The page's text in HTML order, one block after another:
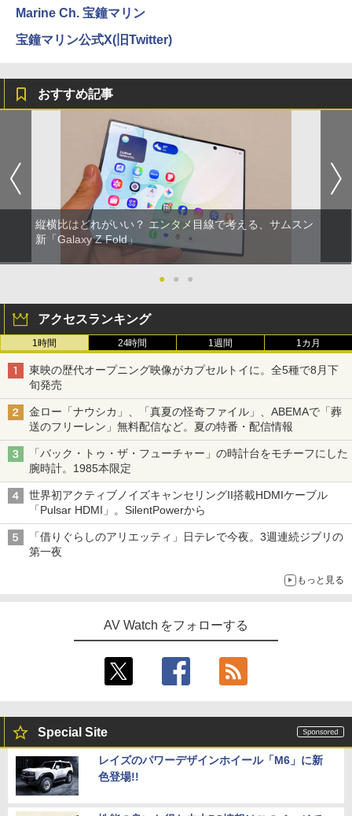
Marine Ch. 宝鐘マリン
宝鐘マリン公式X(旧Twitter)
おすすめ記事
縦横比はどれがいい？ エンタメ目線で考える、サムスン
新「Galaxy Z Fold」
● ● ●
アクセスランキング
1時間 24時間 1週間 1カ月
東映の歴代オープニング映像がカプセルトイに。全5種で8月下
旬発売
金ロー「ナウシカ」、「真夏の怪奇ファイル」、ABEMAで「葬
送のフリーレン」無料配信など。夏の特番・配信情報
「バック・トゥ・ザ・フューチャー」の時計台をモチーフにした
腕時計。1985本限定
世界初アクティブノイズキャンセリングII搭載HDMIケーブル
「Pulsar HDMI」。SilentPowerから
「借りぐらしのアリエッティ」日テレで今夜。3週連続ジブリの
第一夜
もっと見る
AV Watch をフォローする
Special Site
レイズのパワーデザインホイール「M6」に新
色登場!!